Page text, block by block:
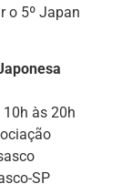
o 5º Japan
às 20h
SP